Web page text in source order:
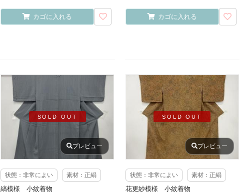
カゴに入れる カゴに入れる
SOLD OUT
プレビュー
状態：非常によい 素材：正絹
縞模様 小紋着物
SOLD OUT
プレビュー
状態：非常によい 素材：正絹
花更紗模様 小紋着物